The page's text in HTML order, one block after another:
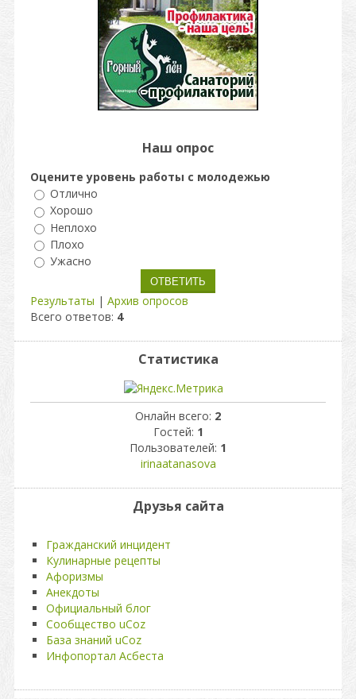
Наш опрос
Оцените уровень работы с молодежью
Отлично
Хорошо
Неплохо
Плохо
Ужасно
Результаты | Архив опросов
Всего ответов: 4
Статистика
Онлайн всего: 2
Гостей: 1
Пользователей: 1
irinaatanasova
Друзья сайта
Гражданский инцидент
Кулинарные рецепты
Афоризмы
Анекдоты
Официальный блог
Сообщество uCoz
База знаний uCoz
Инфопортал Асбеста